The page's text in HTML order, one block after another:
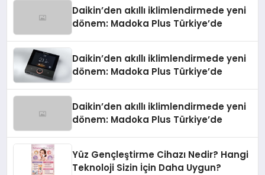
Daikin’den akıllı iklimlendirmede yeni
dönem: Madoka Plus Türkiye’de
Daikin’den akıllı iklimlendirmede yeni
dönem: Madoka Plus Türkiye’de
Daikin’den akıllı iklimlendirmede yeni
dönem: Madoka Plus Türkiye’de
Yüz Gençleştirme Cihazı Nedir? Hangi
Teknoloji Sizin İçin Daha Uygun?